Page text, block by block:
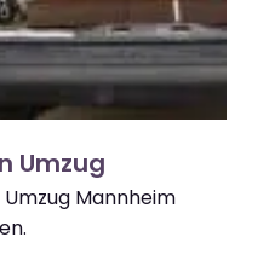
Umzug
Mannheim